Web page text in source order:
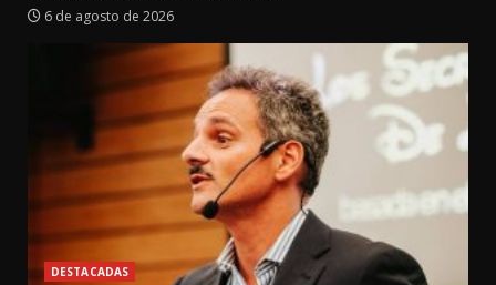
6 de agosto de 2026
DESTACADAS